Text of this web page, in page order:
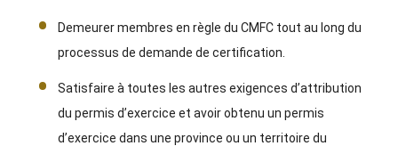
Demeurer membres en règle du CMFC tout au long du
processus de demande de certification.
Satisfaire à toutes les autres exigences d’attribution
du permis d’exercice et avoir obtenu un permis
d’exercice dans une province ou un territoire du